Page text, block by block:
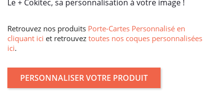
Le + Cokitec, sa personnalisation à votre image !
Retrouvez nos produits Porte-Cartes Personnalisé en
cliquant ici et retrouvez toutes nos coques personnalisées
ici.
PERSONNALISER VOTRE PRODUIT